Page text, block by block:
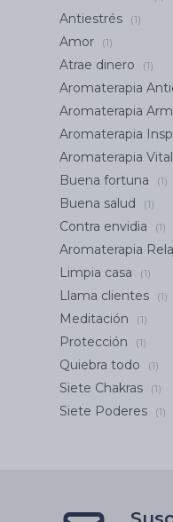
Antiestrés (1)
Amor (1)
Atrae dinero (1)
Aromaterapia
Aromaterapia
Aromaterapia
Aromaterapia
Buena fortuna (1)
Buena salud (1)
Contra envidia (1)
Aromaterapia
Limpia casa (1)
Llama clientes (1)
Meditación (1)
Protección (1)
Quiebra todo (1)
Siete Chakras (1)
Siete Poderes (1)